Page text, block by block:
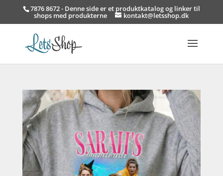
7876 8672 - Denne side er et produktkatalog og linker til
shops med produkterne kontakt@letsshop.dk